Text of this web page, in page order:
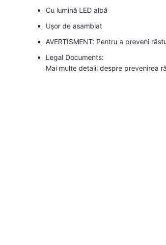
Cu lumină LED albă
Ușor de asamblat
AVERTISMENT: Pentru a preveni
Legal Documents:
Mai multe detalii despre prevenirea